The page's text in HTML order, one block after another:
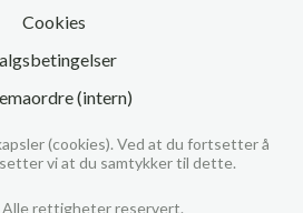
Cookies
(intern)
Alle rettigheter reservert.
(cookies). Ved at du fortsetter å
vi at du samtykker til dette.